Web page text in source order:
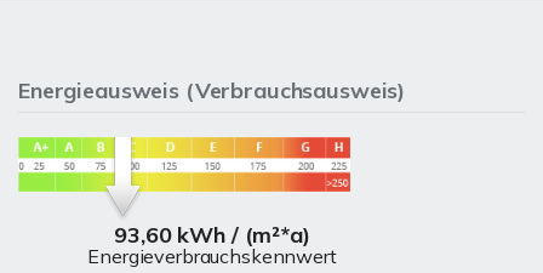
Energieausweis (Verbrauchsausweis)
93,60 kWh / (m²*a)
Energieverbrauchskennwert